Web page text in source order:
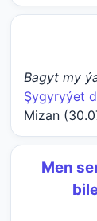
Bagyt my
Şygyryýet
Mizan
Men